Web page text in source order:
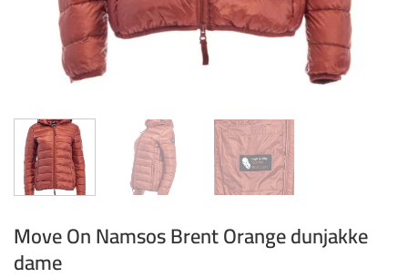
Move On Namsos Brent Orange dunjakke
dame